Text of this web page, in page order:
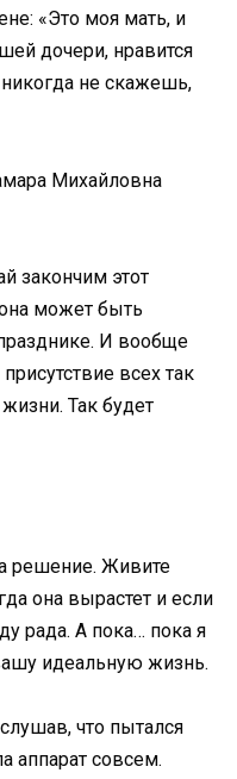
«Это моя мать, и
дочери, нравится
никогда не скажешь,
Михайловна
закончим этот
может быть
И вообще
всех так
Так будет
решение. Живите
она вырастет и если
рада. А пока… пока я
идеальную жизнь.
что пытался
аппарат совсем.